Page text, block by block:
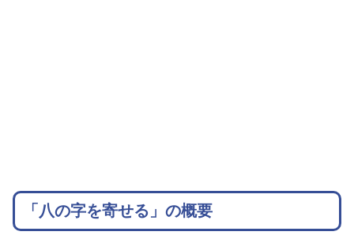
「八の字を寄せる」の概要